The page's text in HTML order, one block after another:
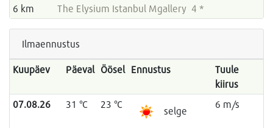
6 km
The Elysium Istanbul Mgallery 4 *
Ilmaennustus
Kuupäev Päeval Öösel Ennustus
Tuule
kiirus
07.08.26
31 °C 23 °C
selge
6 m/s